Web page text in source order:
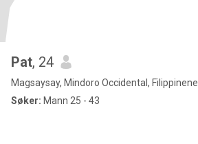
Pat, 24
Magsaysay, Mindoro Occidental, Filippinene
Søker: Mann 25 - 43